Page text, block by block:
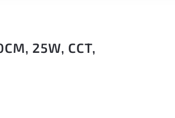
25W, CCT,